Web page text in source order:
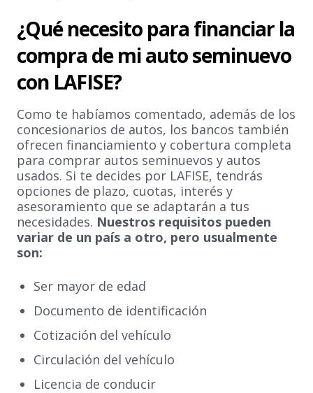
¿Qué necesito para financiar la
compra de mi auto seminuevo
con LAFISE?
Como te habíamos comentado, además de los
concesionarios de autos, los bancos también
ofrecen financiamiento y cobertura completa
para comprar autos seminuevos y autos
usados. Si te decides por LAFISE, tendrás
opciones de plazo, cuotas, interés y
asesoramiento que se adaptarán a tus
necesidades. Nuestros requisitos pueden
variar de un país a otro, pero usualmente
son:
Ser mayor de edad
Documento de identificación
Cotización del vehículo
Circulación del vehículo
Licencia de conducir